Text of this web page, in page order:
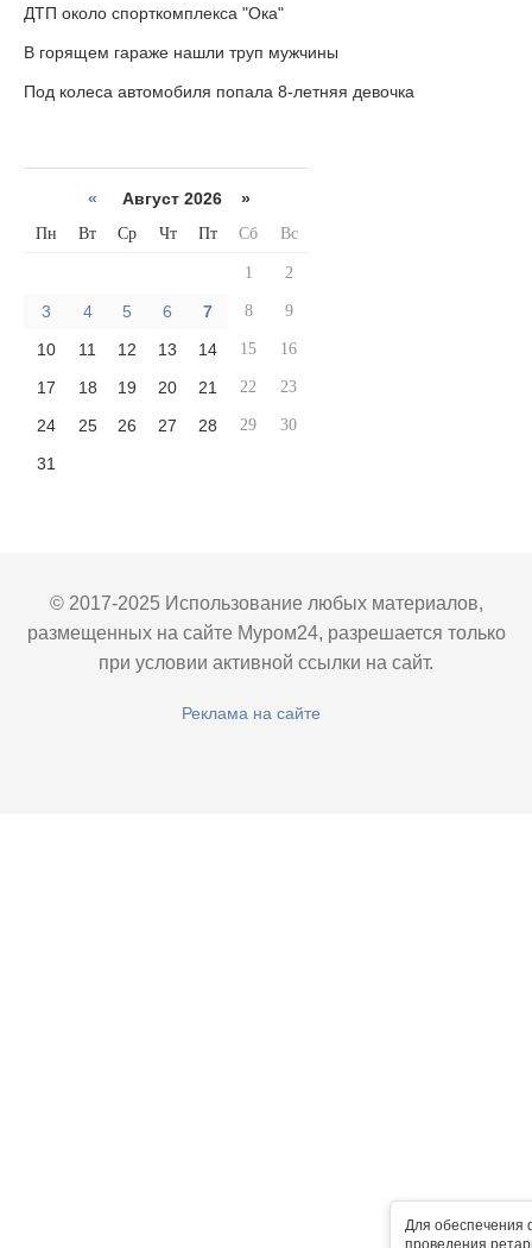
Для обеспечения
проведения
ДТП около спорткомплекса "Ока"
В горящем гараже нашли труп мужчины
Под колеса автомобиля попала 8-летняя девочка
« Август 2026 »
Пн Вт Ср Чт Пт Сб Вс
1 2
3 4 5 6 7 8 9
10 11 12 13 14 15 16
17 18 19 20 21 22 23
24 25 26 27 28 29 30
31
© 2017-2025 Использование любых материалов,
размещенных на сайте Муром24, разрешается только
при условии активной ссылки на сайт.
Реклама на сайте